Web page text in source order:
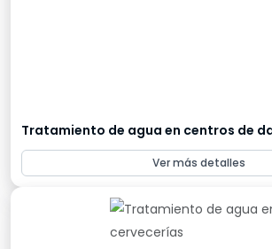
Tratamiento de agua en centros de
Ver más detalles